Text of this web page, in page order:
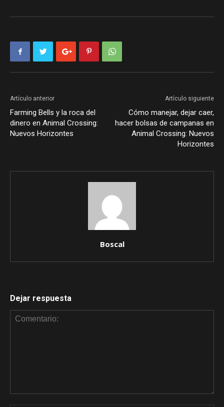
Artículo anterior
Farming Bells y la roca del
dinero en Animal Crossing:
Nuevos Horizontes
Artículo siguiente
Cómo manejar, dejar caer,
hacer bolsas de campanas en
Animal Crossing: Nuevos
Horizontes
Boscal
Dejar respuesta